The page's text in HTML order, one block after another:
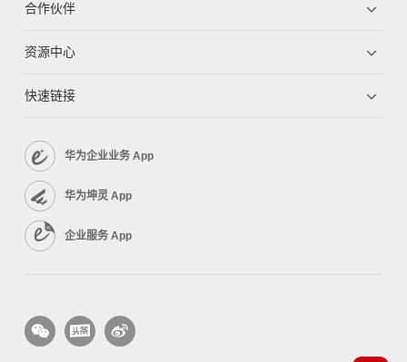
合作伙伴
资源中心
快速链接
华为企业业务 App
华为坤灵 App
企业服务 App